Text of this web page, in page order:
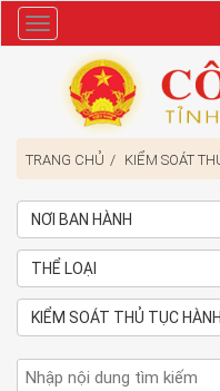
Danh
mục
TRANG CHỦ KIỂM SOÁT
NƠI BAN HÀNH
THỂ LOẠI
KIỂM SOÁT THỦ TỤC